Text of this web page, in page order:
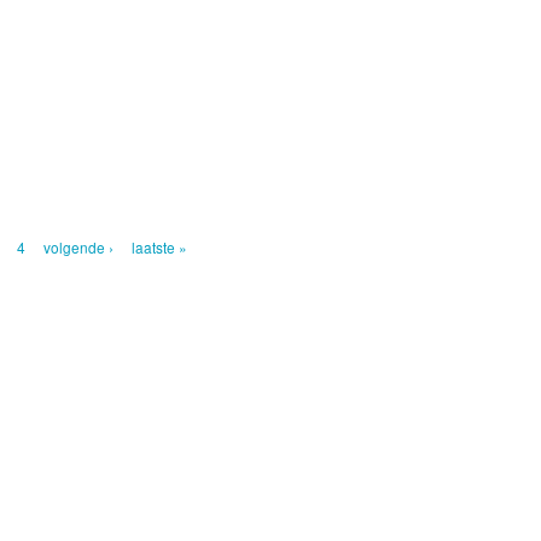
4 volgende › laatste »